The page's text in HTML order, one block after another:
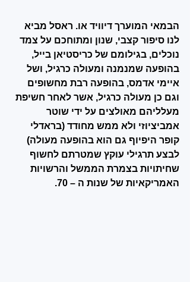
הבמאי המוערך דיוויד או. ראסל מביא
לנו סיפור קצבי, שנון ומתוחכם על צמד
נוכלים, בגילומם של כריסטיאן בייל,
בהופעה שמנמנה ומעולה כרגיל, ושל
איימי אדמס, בהופעה רבת מחשופים
וגם כן מעולה כרגיל, אשר לאחר חשיפת
מעלליהם מאולצים על ידי שוטר
אמביציוזי ולא ממש מחודד (בראדלי
קופר היפיוף גם הוא בהופעה מעולה)
לבצע תרגילי עוקץ שמטרתם לחשוף
שחיתויות בצמרת הממשל והרשויות
האמריקאיות של שנות ה – 70.